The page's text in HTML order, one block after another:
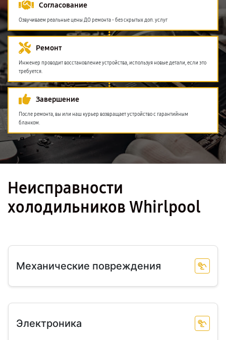
Согласование
Озвучиваем реальные цены ДО ремонта - без скрытых доп. услуг
Ремонт
Инженер проводит восстановление устройства, используя новые детали, если это
требуется.
Завершение
После ремонта, вы или наш курьер возвращает устройство с гарантийным
бланком.
Неисправности
холодильников Whirlpool
Механические повреждения
Электроника